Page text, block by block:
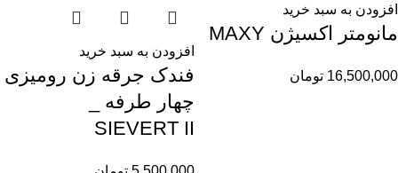
افزودن به سبد خرید
مانومتر اکسیژن MAXY
16,500,000 تومان
افزودن به سبد خرید
فندک جرقه زن رومیزی
چهار طرفه _
SIEVERT II